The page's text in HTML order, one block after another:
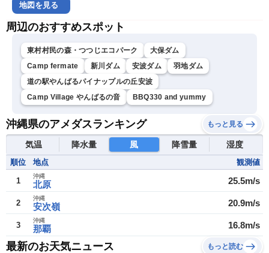
地図を見る
周辺のおすすめスポット
東村村民の森・つつじエコパーク
大保ダム
Camp fermate
新川ダム 安波ダム
羽地ダム
道の駅やんばるパイナップルの丘安波
Camp Village やんばるの音
BBQ330 and yummy
沖縄県のアメダスランキング もっと見る
気温 降水量 風 降雪量 湿度
順位 地点 観測値
1 北原
沖縄 25.5m/s
2 安次嶺
沖縄 20.9m/s
3 那覇
沖縄 16.8m/s
最新のお天気ニュース もっと読む